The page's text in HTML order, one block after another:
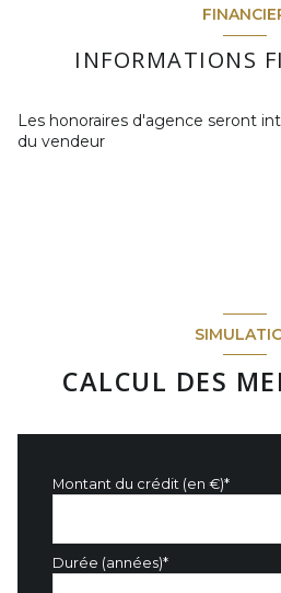
salon/sejour
salle de bain
INFORMATIONS
Les honoraires d'agence seront
du vendeur
CALCUL DES
Montant du crédit (en €)*
Durée (années)*